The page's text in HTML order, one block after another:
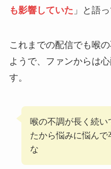
も影響していた 」と語
これまでの配信でも喉
ようで、ファンからは
す。
喉の不調が長く続い
たから悩みに悩んで
な